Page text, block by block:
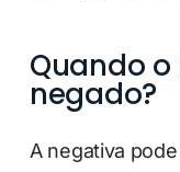
Quando
negado?
A negativa